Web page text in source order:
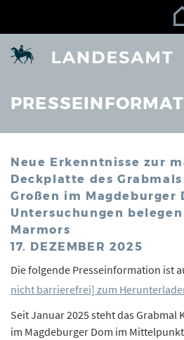
Neue Erkenntnisse zur
Deckplatte des
Großen im Magdeburger
Untersuchungen
Marmors
17. DEZEMBER 2025
Die folgende Presseinformation ist
nicht barrierefrei] zum
Seit Januar 2025 steht das Grabmal
im Magdeburger Dom im